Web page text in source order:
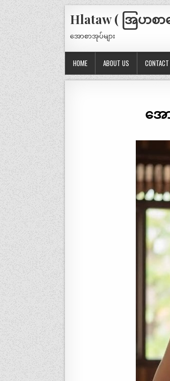
Hlataw ( အြပာစာ
အောစာအုပ်များ
HOME ABOUT US
အေ